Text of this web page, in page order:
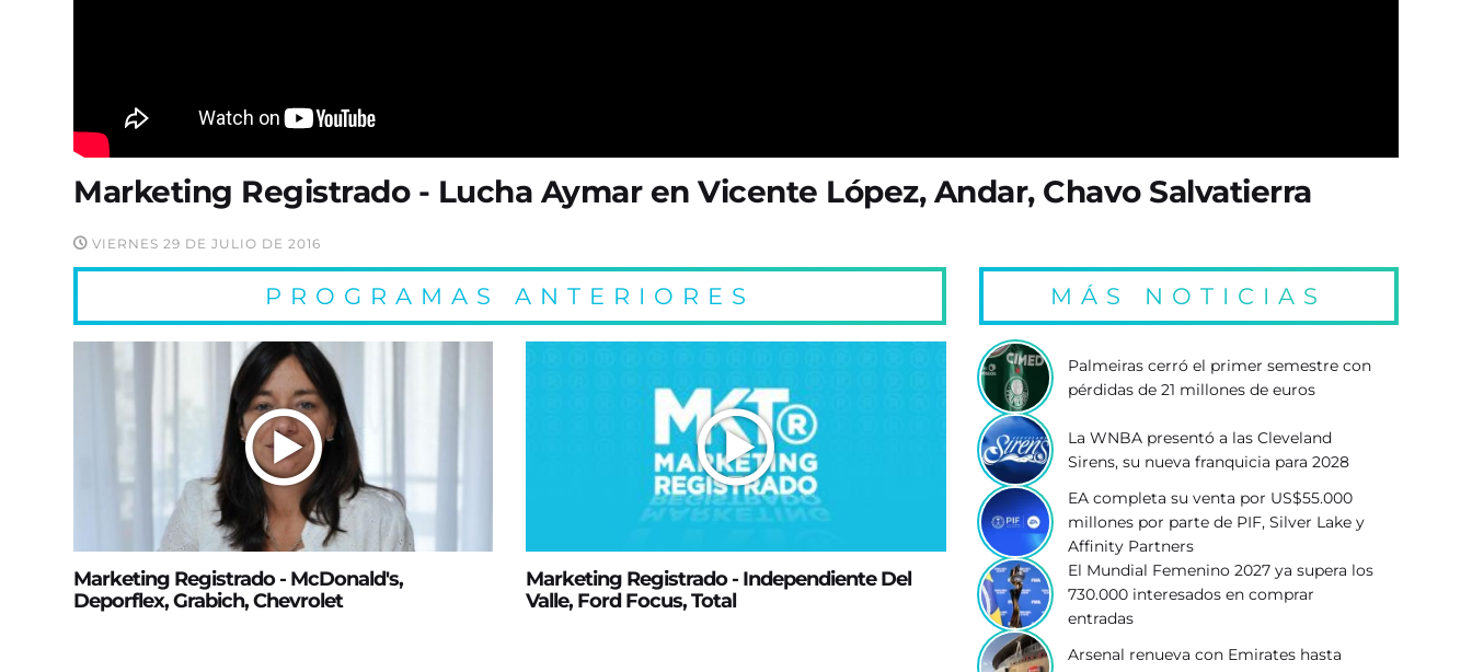
Marketing Registrado - Lucha Aymar en Vicente López, Andar, Chavo Salvatierra
VIERNES 29 DE JULIO DE 2016
PROGRAMAS ANTERIORES
Marketing Registrado - McDonald's,
Deporflex, Grabich, Chevrolet
Marketing Registrado - Independiente Del
Valle, Ford Focus, Total
MÁS NOTICIAS
Palmeiras cerró el primer semestre con
pérdidas de 21 millones de euros
La WNBA presentó a las Cleveland
Sirens, su nueva franquicia para 2028
EA completa su venta por US$55.000
millones por parte de PIF, Silver Lake y
Affinity Partners
El Mundial Femenino 2027 ya supera los
730.000 interesados en comprar
entradas
Arsenal renueva con Emirates hasta